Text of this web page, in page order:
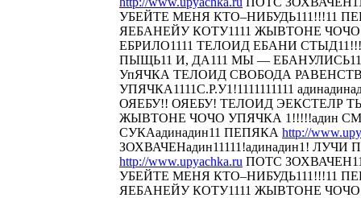
УБЕЙТЕ МЕНЯ КТО–НИБУДЬ111!!!11
ЯЕБАНЕЙУ КОТУ1111 ЖЫВТОНЕ ЧОЧО
ЕБРИЛО1111 ТЕЛОИД ЕБАНИ СТЫД11!!!
ПЫЩЬ11 И, ДА111 МЫ —
УпЯЧКА ТЕЛОИД СВОБОДА
УПЯЧКА1111С.Р.У1!1111111111
ОЯЕБУ!! ОЯЕБУ! ТЕЛОИД ЭЕКСТЕЛР
ЖЫВТОНЕ ЧОЧО УПЯЧКА 1!!!!!адин
СУКАадинадин11 ПЕПЯКА http://
ЗОХВАЧЕНадин11111!адинадин1! ЛУЧИ
http://www.upyachka.ru ПОТС
УБЕЙТЕ МЕНЯ КТО–НИБУДЬ111!!!11
ЯЕБАНЕЙУ КОТУ1111 ЖЫВТОНЕ ЧОЧО